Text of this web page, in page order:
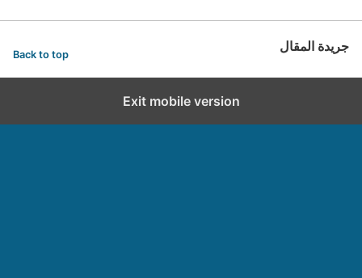
جريدة المقال Back to top
Exit mobile version